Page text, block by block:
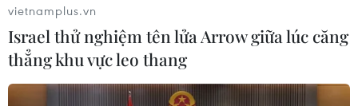
vietnamplus.vn
Israel thử nghiệm tên lửa Arrow giữa lúc căng
thẳng khu vực leo thang